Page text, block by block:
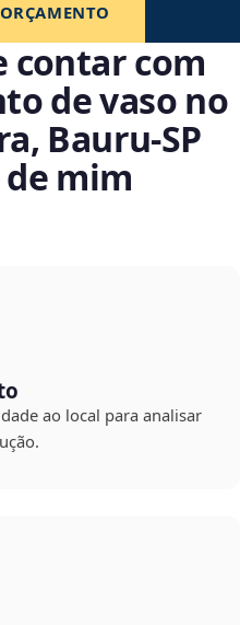
contar com
de vaso no
Bauru‑SP
mim
ao local para analisar